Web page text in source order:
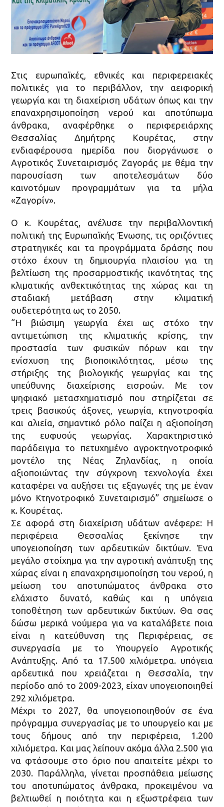
Στις ευρωπαϊκές, εθνικές και περιφερειακές
πολιτικές για το περιβάλλον, την αειφορική
γεωργία και τη διαχείριση υδάτων όπως και την
επαναχρησιμοποίηση νερού και αποτύπωμα
άνθρακα, αναφέρθηκε ο περιφερειάρχης
Θεσσαλίας Δημήτρης Κουρέτας, στην
ενδιαφέρουσα ημερίδα που διοργάνωσε ο
Αγροτικός Συνεταιρισμός Ζαγοράς με θέμα την
παρουσίαση των αποτελεσμάτων δύο
καινοτόμων προγραμμάτων για τα μήλα
«Ζαγορίν».
Ο κ. Κουρέτας, ανέλυσε την περιβαλλοντική
πολιτική της Ευρωπαϊκής Ένωσης, τις οριζόντιες
στρατηγικές και τα προγράμματα δράσης που
στόχο έχουν τη δημιουργία πλαισίου για τη
βελτίωση της προσαρμοστικής ικανότητας της
κλιματικής ανθεκτικότητας της χώρας και τη
σταδιακή μετάβαση στην κλιματική
ουδετερότητα ως το 2050.
“Η βιώσιμη γεωργία έχει ως στόχο την
αντιμετώπιση της κλιματικής κρίσης, την
προστασία των φυσικών πόρων και την
ενίσχυση της βιοποικιλότητας, μέσω της
στήριξης της βιολογικής γεωργίας και της
υπεύθυνης διαχείρισης εισροών. Mε τον
ψηφιακό μετασχηματισμό που στηρίζεται σε
τρεις βασικούς άξονες, γεωργία, κτηνοτροφία
και αλιεία, σημαντικό ρόλο παίζει η αξιοποίηση
της ευφυούς γεωργίας. Χαρακτηριστικό
παράδειγμα το πετυχημένο αγροκτηνοτροφικό
μοντέλο της Νέας Ζηλανδίας, η οποία
αξιοποιώντας την σύγχρονη τεχνολογία έχει
καταφέρει να αυξήσει τις εξαγωγές της με έναν
μόνο Κτηνοτροφικό Συνεταιρισμό” σημείωσε ο
κ. Κουρέτας.
Σε αφορά στη διαχείριση υδάτων ανέφερε: Η
περιφέρεια Θεσσαλίας ξεκίνησε την
υπογειοποίηση των αρδευτικών δικτύων. Ένα
μεγάλο στοίχημα για την αγροτική ανάπτυξη της
χώρας είναι η επαναχρησιμοποίηση του νερού, η
μείωση του αποτυπώματος άνθρακα στο
ελάχιστο δυνατό, καθώς και η υπόγεια
τοποθέτηση των αρδευτικών δικτύων. Θα σας
δώσω μερικά νούμερα για να καταλάβετε ποια
είναι η κατεύθυνση της Περιφέρειας, σε
συνεργασία με το Υπουργείο Αγροτικής
Ανάπτυξης. Από τα 17.500 χιλιόμετρα. υπόγεια
αρδευτικά που χρειάζεται η Θεσσαλία, την
περίοδο από το 2009-2023, είχαν υπογειοποιηθεί
292 χιλιόμετρα.
Μέχρι το 2027, θα υπογειοποιηθούν σε ένα
πρόγραμμα συνεργασίας με το υπουργείο και με
τους δήμους από την περιφέρεια, 1.200
χιλιόμετρα. Και μας λείπουν ακόμα άλλα 2.500 για
να φτάσουμε στο όριο που απαιτείτε μέχρι το
2030. Παράλληλα, γίνεται προσπάθεια μείωσης
του αποτυπώματος άνθρακα, προκειμένου να
βελτιωθεί η ποιότητα και η εξωστρέφεια των